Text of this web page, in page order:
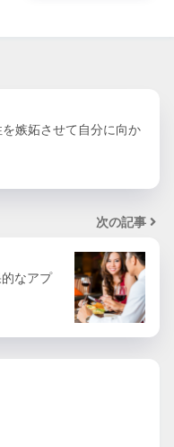
嫉妬させて自分に向か
次の記事
的なアプ